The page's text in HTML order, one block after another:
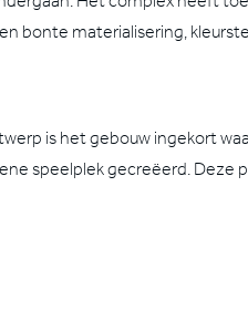
bonte materialisering,
is het gebouw ingekort
speelplek gecreëerd. Deze